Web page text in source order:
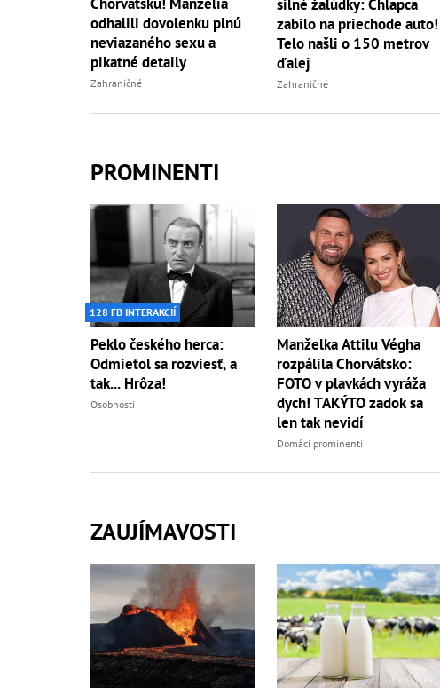
odhalili dovolenku plnú
neviazaného sexu a
pikatné detaily
Zahraničné
silné žalúdky: Chlapca
zabilo na priechode auto!
Telo našli o 150 metrov
ďalej
Zahraničné
PROMINENTI
128 FB INTERAKCIÍ
Peklo českého herca:
Odmietol sa rozviesť, a
tak... Hrôza!
Osobnosti
Manželka Attilu Végha
rozpálila Chorvátsko:
FOTO v plavkách vyráža
dych! TAKÝTO zadok sa
len tak nevidí
Domáci prominenti
ZAUJÍMAVOSTI